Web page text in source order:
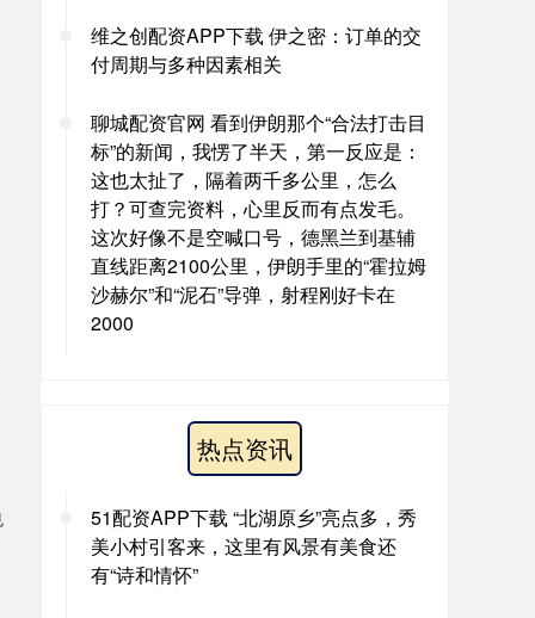
维之创配资APP下载 伊之密：订单的交
付周期与多种因素相关
聊城配资官网 看到伊朗那个“合法打击目
标”的新闻，我愣了半天，第一反应是：
这也太扯了，隔着两千多公里，怎么
打？可查完资料，心里反而有点发毛。
这次好像不是空喊口号，德黑兰到基辅
直线距离2100公里，伊朗手里的“霍拉姆
沙赫尔”和“泥石”导弹，射程刚好卡在
2000
热点资讯
51配资APP下载 “北湖原乡”亮点多，秀
美小村引客来，这里有风景有美食还
有“诗和情怀”